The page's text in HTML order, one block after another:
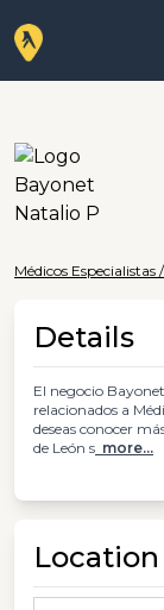
Médicos
Details
El negocio
relacionados a
deseas conocer
de León s more...
Location